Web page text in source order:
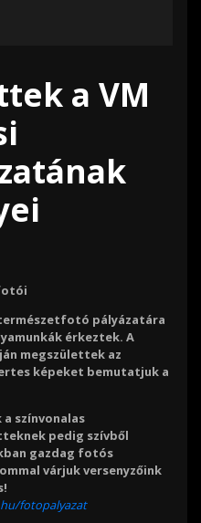
a VM
pályázatára
érkeztek. A
megszülettek az
képeket bemutatjuk a
színvonalas
pedig szívből
gazdag fotós
várjuk versenyzőink
fotopalyazat